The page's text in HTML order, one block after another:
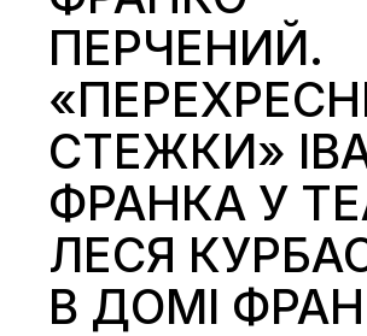
ПЕРЧЕНИЙ.
СТЕЖКИ»
ФРАНКА У
ЛЕСЯ
В ДОМІ